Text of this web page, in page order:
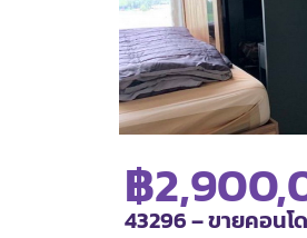
฿
43296 – ขายคอนโ